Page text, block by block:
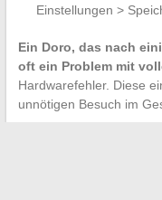
Einstellungen >
Ein Doro, das nach
oft ein Problem mit
Hardwarefehler. Diese
unnötigen Besuch im